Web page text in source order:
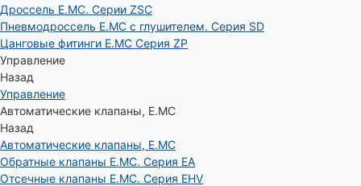
Дроссель E.MC. Серии ZSC
Пневмодроссель E.MC с глушителем. Серия SD
Цанговые фитинги E.MC Серия ZP
Управление
Назад
Управление
Автоматические клапаны, Е.МС
Назад
Автоматические клапаны, Е.МС
Обратные клапаны E.MC. Серия EA
Отсечные клапаны E.MC. Серия EHV